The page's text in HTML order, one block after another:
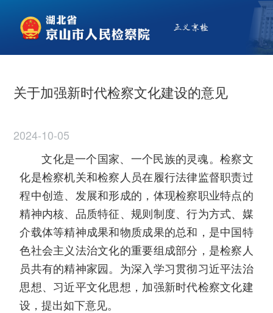
关于加强新时代检察文化建设的意见
2024-10-05
文化是一个国家、一个民族的灵魂。检察文
化是检察机关和检察人员在履行法律监督职责过
程中创造、发展和形成的，体现检察职业特点的
精神内核、品质特征、规则制度、行为方式、媒
介载体等精神成果和物质成果的总和，是中国特
色社会主义法治文化的重要组成部分，是检察人
员共有的精神家园。为深入学习贯彻习近平法治
思想、习近平文化思想，加强新时代检察文化建
设，提出如下意见。